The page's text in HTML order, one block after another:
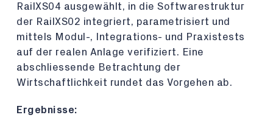
RailXS04 ausgewählt, in die Softwarestruktur
der RailXS02 integriert, parametrisiert und
mittels Modul-, Integrations- und Praxistests
auf der realen Anlage verifiziert. Eine
abschliessende Betrachtung der
Wirtschaftlichkeit rundet das Vorgehen ab.
Ergebnisse: